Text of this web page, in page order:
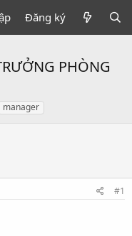
Đăng ký
PHÒNG
manager
#1